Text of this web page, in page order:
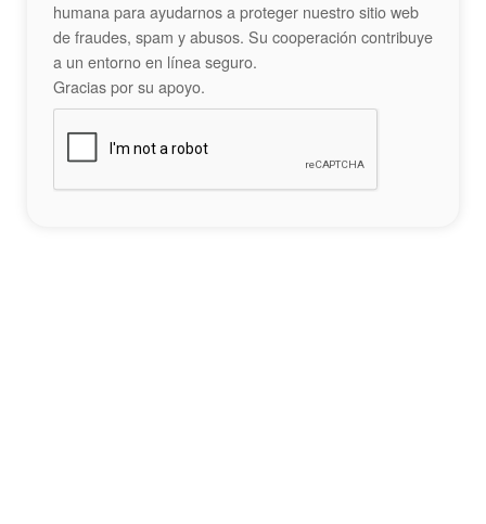
humana para ayudarnos a proteger nuestro sitio web
de fraudes, spam y abusos. Su cooperación contribuye
a un entorno en línea seguro.
Gracias por su apoyo.